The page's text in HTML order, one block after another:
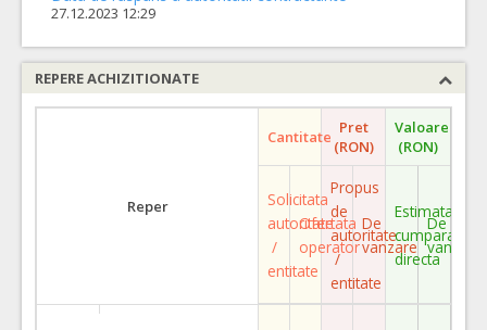
27.12.2023 12:29
REPERE ACHIZITIONATE
Reper
Cantitate Pret
(RON)
Valoare
(RON)
Solicitata
autoritate
/
entitate
Ofertata
operator
Propus
de
autoritate
/
entitate
De
vanzare
Estimata
cumparare
directa
De
vanzare